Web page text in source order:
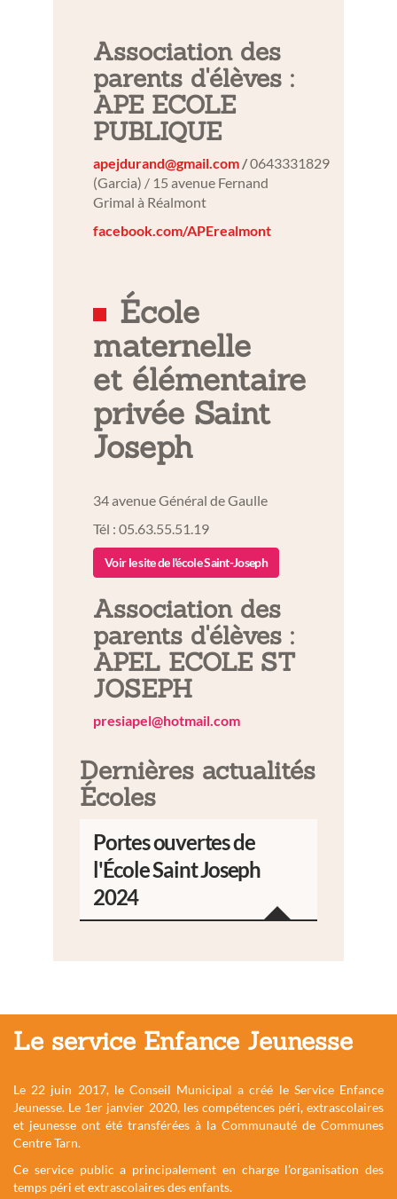
Association des
parents d'élèves :
APE ECOLE
PUBLIQUE
apejdurand@gmail.com /0643331829
(Garcia) / 15 avenue Fernand
Grimal à Réalmont
facebook.com/APErealmont
École
maternelle
et élémentaire
privée Saint
Joseph
34 avenue Général de Gaulle
Tél : 05.63.55.51.19
Voir le site de l'école Saint-Joseph
Association des
parents d'élèves :
APEL ECOLE ST
JOSEPH
presiapel@hotmail.com
Dernières actualités
Écoles
Portes ouvertes de
l'École Saint Joseph
2024
Le service Enfance Jeunesse
Le 22 juin 2017, le Conseil Municipal a créé le Service Enfance
Jeunesse. Le 1er janvier 2020, les compétences péri, extrascolaires
et jeunesse ont été transférées à la Communauté de Communes
Centre Tarn.
Ce service public a principalement en charge l’organisation des
temps péri et extrascolaires des enfants.